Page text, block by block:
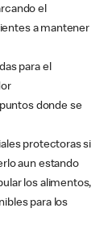
el
a mantener
para el
donde se
protectoras si
aun estando
los alimentos,
para los